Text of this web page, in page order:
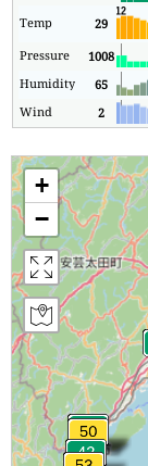
Temp
29
Pressure
1008
Humidity
65
Wind
2
+
−